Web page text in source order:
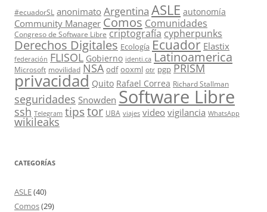
#ecuadorSL anonimato Argentina ASLE autonomía
Community Manager Comos Comunidades
Congreso de Software Libre criptografía cypherpunks
Derechos Digitales Ecología Ecuador Elastix
federación FLISOL Gobierno identi.ca Latinoamerica
Microsoft movilidad NSA odf ooxml otr pgp PRISM
privacidad Quito Rafael Correa Richard Stallman
seguridades Snowden Software Libre
ssh Telegram tips tor UBA viajes video vigilancia WhatsApp
wikileaks
CATEGORÍAS
ASLE(40)
Comos(29)